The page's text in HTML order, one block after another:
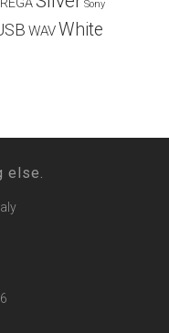
Sony
WAVWhite
else.